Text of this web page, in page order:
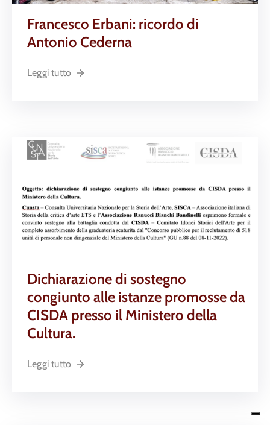
Francesco Erbani: ricordo di
Antonio Cederna
Leggi tutto
Dichiarazione di sostegno
congiunto alle istanze promosse da
CISDA presso il Ministero della
Cultura.
Leggi tutto